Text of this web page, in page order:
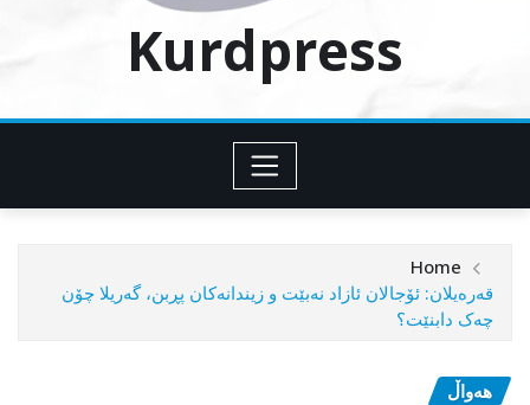
Kurdpress
Home
قەرەیلان: ئۆجالان ئازاد نەبێت و زیندانەکان پڕبن، گەریلا چۆن
چەک دابنێت؟
هەواڵ